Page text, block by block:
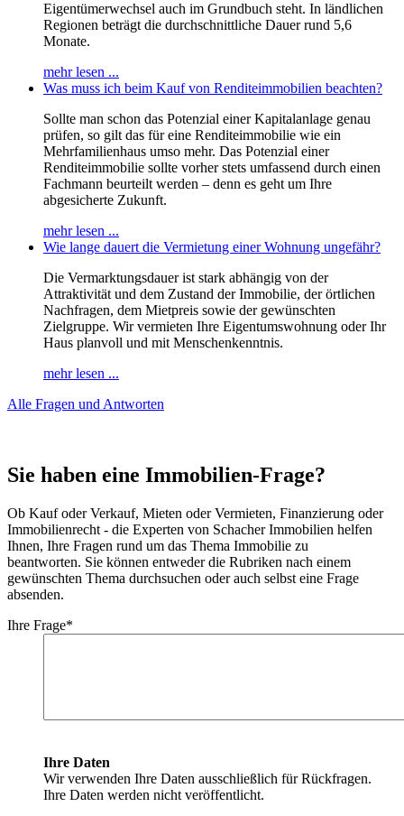
Eigentümerwechsel auch im Grundbuch steht. In ländlichen
Regionen beträgt die durchschnittliche Dauer rund 5,6
Monate.
mehr lesen ...
Was muss ich beim Kauf von Renditeimmobilien beachten?
Sollte man schon das Potenzial einer Kapitalanlage genau
prüfen, so gilt das für eine Renditeimmobilie wie ein
Mehrfamilienhaus umso mehr. Das Potenzial einer
Renditeimmobilie sollte vorher stets umfassend durch einen
Fachmann beurteilt werden – denn es geht um Ihre
abgesicherte Zukunft.
mehr lesen ...
Wie lange dauert die Vermietung einer Wohnung ungefähr?
Die Vermarktungsdauer ist stark abhängig von der
Attraktivität und dem Zustand der Immobilie, der örtlichen
Nachfragen, dem Mietpreis sowie der gewünschten
Zielgruppe. Wir vermieten Ihre Eigentumswohnung oder Ihr
Haus planvoll und mit Menschenkenntnis.
mehr lesen ...
Alle Fragen und Antworten
Sie haben eine Immobilien-Frage?
Ob Kauf oder Verkauf, Mieten oder Vermieten, Finanzierung oder
Immobilienrecht - die Experten von Schacher Immobilien helfen
Ihnen, Ihre Fragen rund um das Thema Immobilie zu
beantworten. Sie können entweder die Rubriken nach einem
gewünschten Thema durchsuchen oder auch selbst eine Frage
absenden.
Ihre Frage*
Ihre Daten
Wir verwenden Ihre Daten ausschließlich für Rückfragen.
Ihre Daten werden nicht veröffentlicht.